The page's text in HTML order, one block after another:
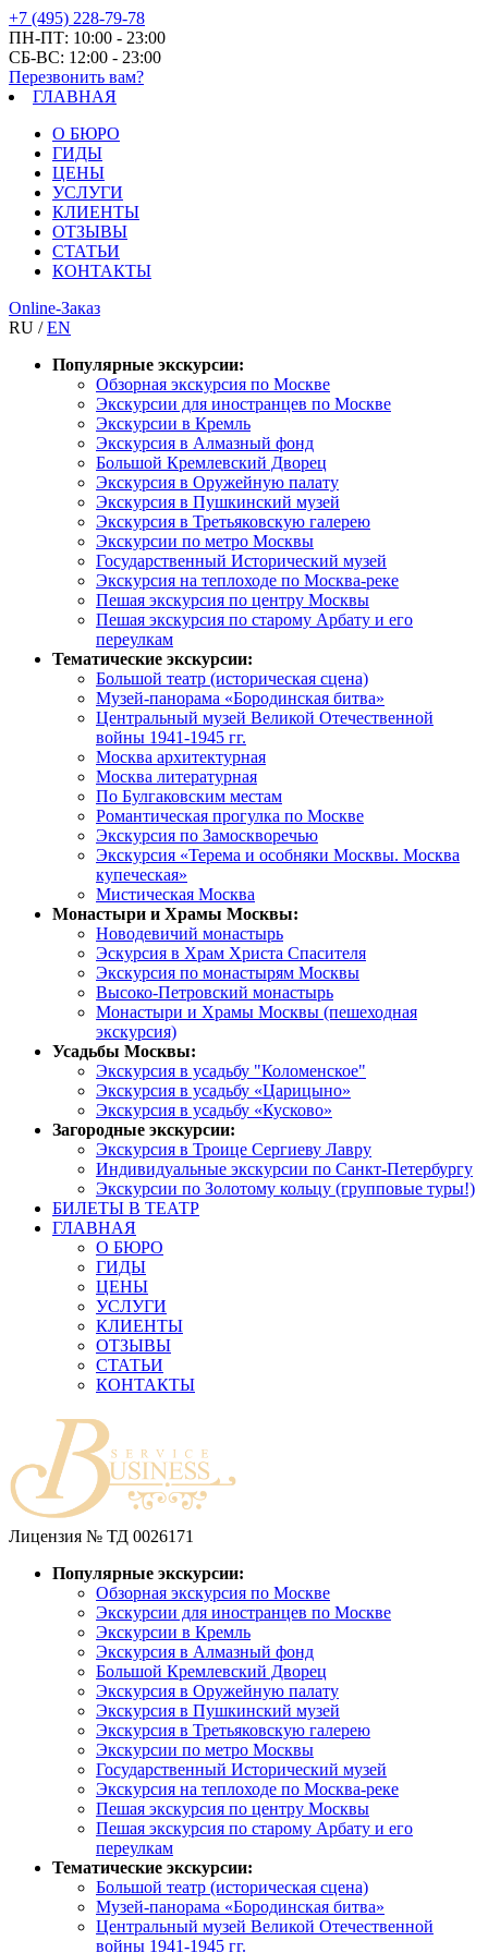
+7 (495) 228-79-78
ПН-ПТ: 10:00 - 23:00
СБ-ВС: 12:00 - 23:00
Перезвонить вам?
ГЛАВНАЯ
О БЮРО
ГИДЫ
ЦЕНЫ
УСЛУГИ
КЛИЕНТЫ
ОТЗЫВЫ
СТАТЬИ
КОНТАКТЫ
Online-Заказ
RU /EN
Популярные экскурсии:
Обзорная экскурсия по Москве
Экскурсии для иностранцев по Москве
Экскурсии в Кремль
Экскурсия в Алмазный фонд
Большой Кремлевский Дворец
Экскурсия в Оружейную палату
Экскурсия в Пушкинский музей
Экскурсия в Третьяковскую галерею
Экскурсии по метро Москвы
Государственный Исторический музей
Экскурсия на теплоходе по Москва-реке
Пешая экскурсия по центру Москвы
Пешая экскурсия по старому Арбату и его
переулкам
Тематические экскурсии:
Большой театр (историческая сцена)
Музей-панорама «Бородинская битва»
Центральный музей Великой Отечественной
войны 1941-1945 гг.
Москва архитектурная
Москва литературная
По Булгаковским местам
Романтическая прогулка по Москве
Экскурсия по Замоскворечью
Экскурсия «Терема и особняки Москвы. Москва
купеческая»
Мистическая Москва
Монастыри и Храмы Москвы:
Новодевичий монастырь
Эскурсия в Храм Христа Спасителя
Экскурсия по монастырям Москвы
Высоко-Петровский монастырь
Монастыри и Храмы Москвы (пешеходная
экскурсия)
Усадьбы Москвы:
Экскурсия в усадьбу "Коломенское"
Экскурсия в усадьбу «Царицыно»
Экскурсия в усадьбу «Кусково»
Загородные экскурсии:
Экскурсия в Троице Сергиеву Лавру
Индивидуальные экскурсии по Санкт-Петербургу
Экскурсии по Золотому кольцу (групповые туры!)
БИЛЕТЫ В ТЕАТР
ГЛАВНАЯ
О БЮРО
ГИДЫ
ЦЕНЫ
УСЛУГИ
КЛИЕНТЫ
ОТЗЫВЫ
СТАТЬИ
КОНТАКТЫ
Лицензия № ТД 0026171
Популярные экскурсии:
Обзорная экскурсия по Москве
Экскурсии для иностранцев по Москве
Экскурсии в Кремль
Экскурсия в Алмазный фонд
Большой Кремлевский Дворец
Экскурсия в Оружейную палату
Экскурсия в Пушкинский музей
Экскурсия в Третьяковскую галерею
Экскурсии по метро Москвы
Государственный Исторический музей
Экскурсия на теплоходе по Москва-реке
Пешая экскурсия по центру Москвы
Пешая экскурсия по старому Арбату и его
переулкам
Тематические экскурсии:
Большой театр (историческая сцена)
Музей-панорама «Бородинская битва»
Центральный музей Великой Отечественной
войны 1941-1945 гг.